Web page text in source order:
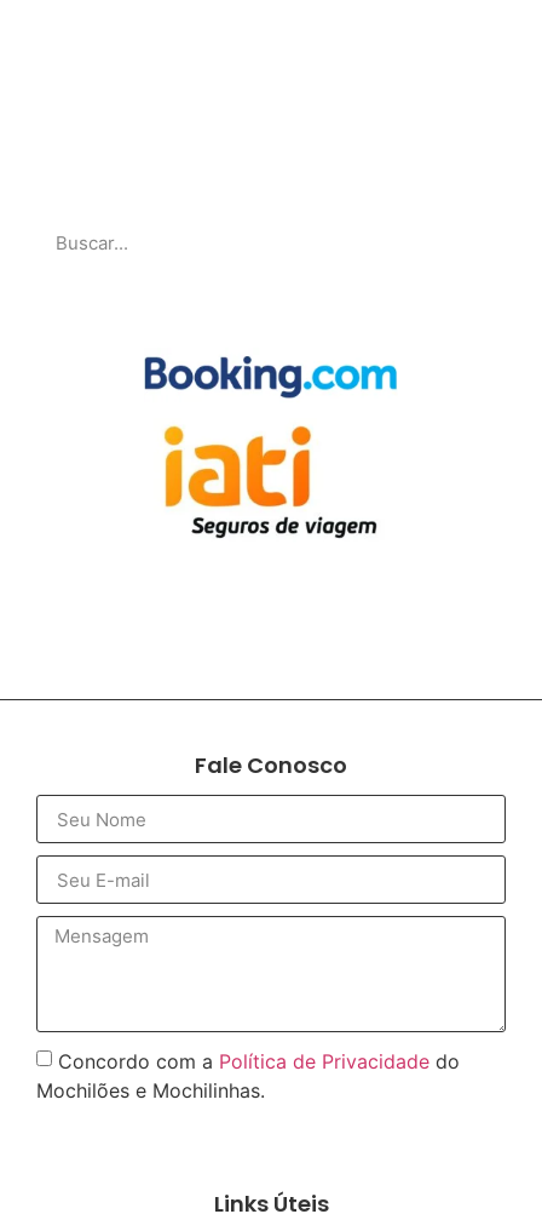
Fale Conosco
Concordo com a Política de Privacidade do
Mochilões e Mochilinhas.
Links Úteis